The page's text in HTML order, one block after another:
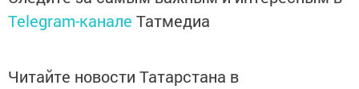
Telegram-канале Татмедиа
Читайте новости Татарстана в